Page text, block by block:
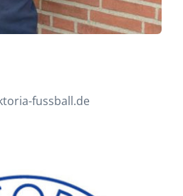
fussball.de